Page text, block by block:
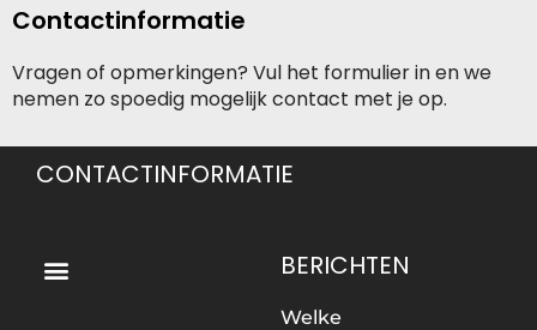
Contactinformatie
Vragen of opmerkingen? Vul het formulier in en we
nemen zo spoedig mogelijk contact met je op.
CONTACTINFORMATIE
BERICHTEN
Welke